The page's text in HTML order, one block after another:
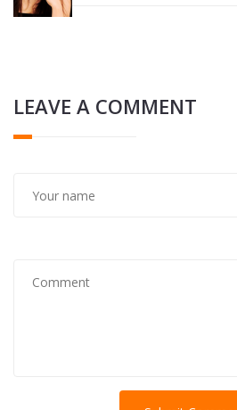
LEAVE A COMMENT